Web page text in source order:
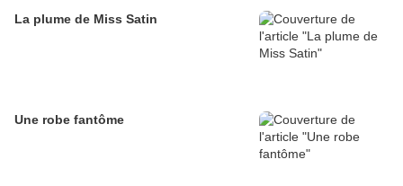
La plume de Miss Satin
Une robe fantôme